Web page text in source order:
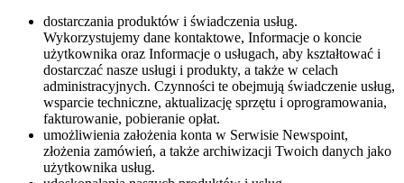
dostarczania produktów i świadczenia usług.
Wykorzystujemy dane kontaktowe, Informacje o koncie
użytkownika oraz Informacje o usługach, aby kształtować i
dostarczać nasze usługi i produkty, a także w celach
administracyjnych. Czynności te obejmują świadczenie usług,
wsparcie techniczne, aktualizację sprzętu i oprogramowania,
fakturowanie, pobieranie opłat.
umożliwienia założenia konta w Serwisie Newspoint,
złożenia zamówień, a także archiwizacji Twoich danych jako
użytkownika usług.